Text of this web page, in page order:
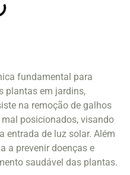
fundamental para
plantas em jardins,
na remoção de galhos
posicionados, visando
entrada de luz solar. Além
a prevenir doenças e
saudável das plantas.